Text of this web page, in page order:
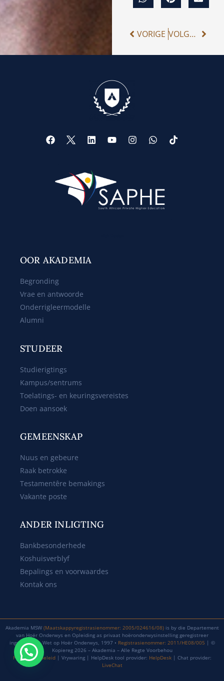
VORIGE VOLGENDE
OOR AKADEMIA
Begronding
Vrae en antwoorde
Onderrigleermodelle
Alumni
STUDEER
Studierigtings
Kampus/sentrums
Toelatings- en keuringsvereistes
Doen aansoek
GEMEENSKAP
Nuus en gebeure
Raak betrokke
Testamentêre bemakings
Vakante poste
ANDER INLIGTING
Bankbesonderhede
Koshuisverblyf
Bepalings en voorwaardes
Kontak ons
Akademia MSW (Maatskappyregistrasienommer: 2005/024616/08)is by die Departement
van Hoër Onderwys en Opleiding as privaat hoëronderwysinstelling geregistreer
ingevolge die Wet op Hoër Onderwys, 1997 • Registrasienommer: 2011/HE08/005 | ©
Kopiereg 2026 – Akademia – Alle Regte Voorbehou
Privaatheidbeleid| Vrywaring | HelpDesk tool provider: HelpDesk| Chat provider:
LiveChat